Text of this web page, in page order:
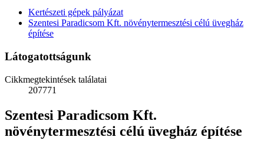
Kertészeti gépek pályázat
Szentesi Paradicsom Kft. növénytermesztési célú üvegház
építése
Látogatottságunk
Cikkmegtekintések találatai
207771
Szentesi Paradicsom Kft.
növénytermesztési célú üvegház építése